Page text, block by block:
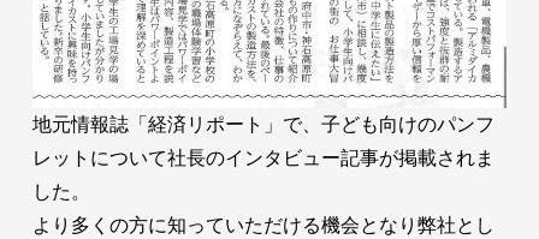
地元情報誌「経済リポート」で、子ども向けのパンフ
レットについて社長のインタビュー記事が掲載されま
した。
より多くの方に知っていただける機会となり弊社とし